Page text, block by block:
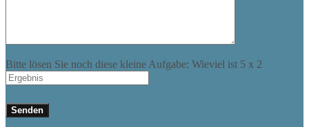
Bitte lösen Sie noch diese kleine Aufgabe: Wieviel ist 5 x 2